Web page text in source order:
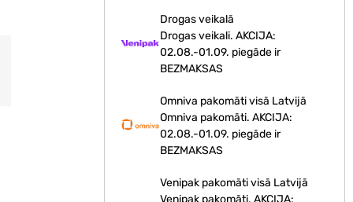
Drogas veikalā
Drogas veikali. AKCIJA:
02.08.-01.09. piegāde ir
BEZMAKSAS
Omniva pakomāti visā Latvijā
Omniva pakomāti. AKCIJA:
02.08.-01.09. piegāde ir
BEZMAKSAS
Venipak pakomāti visā Latvijā
Venipak pakomāti. AKCIJA: